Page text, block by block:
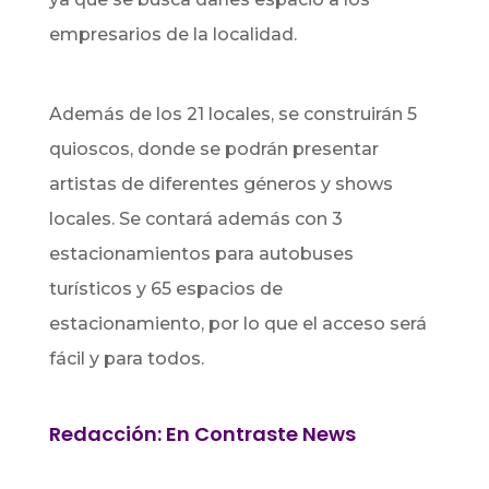
empresarios de la localidad.
Además de los 21 locales, se construirán 5
quioscos, donde se podrán presentar
artistas de diferentes géneros y shows
locales. Se contará además con 3
estacionamientos para autobuses
turísticos y 65 espacios de
estacionamiento, por lo que el acceso será
fácil y para todos.
Redacción: En Contraste News